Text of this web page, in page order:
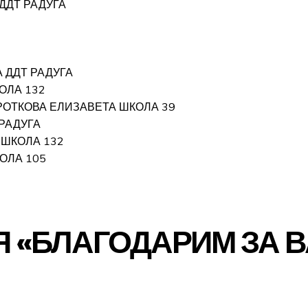
РАДУГА
РАДУГА
132
ЕЛИЗАВЕТА ШКОЛА 39
132
105
ЗА